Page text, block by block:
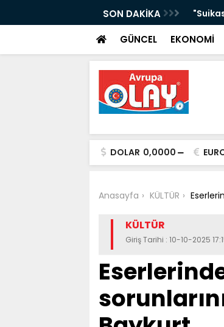
SON DAKİKA
tanrısı Asklepios"un 1800 yıllık
GÜNCEL EKONOMİ
DOLAR 0,0000
Anasayfa KÜLTÜR
KÜLTÜR
Giriş Tarihi : 10-10-2025